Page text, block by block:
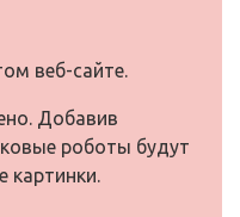
веб-сайте.
Добавив
роботы будут
картинки.